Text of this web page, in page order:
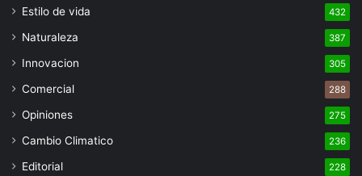
Estilo de vida 432
Naturaleza 387
Innovacion 305
Comercial 288
Opiniones 275
Cambio Climatico 236
Editorial 228